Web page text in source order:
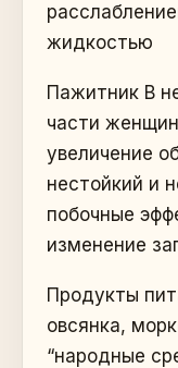
жидкостью
Пажитник В
части
увеличение
нестойкий и
побочные
изменение
Продукты
овсянка,
“народные